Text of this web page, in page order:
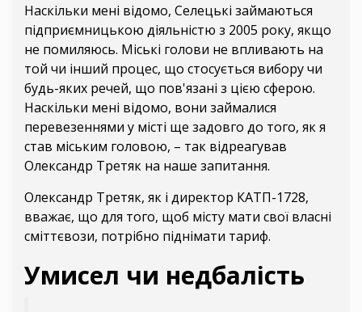
Наскільки мені відомо, Селецькі займаються
підприємницькою діяльністю з 2005 року, якщо
не помиляюсь. Міські голови не впливають на
той чи інший процес, що стосується вибору чи
будь-яких речей, що пов'язані з цією сферою.
Наскільки мені відомо, вони займалися
перевезеннями у місті ще задовго до того, як я
став міським головою, – так відреагував
Олександр Третяк на наше запитання.
Олександр Третяк, як і директор КАТП-1728,
вважає, що для того, щоб місту мати свої власні
сміттєвози, потрібно піднімати тариф.
Умисел чи недбалість